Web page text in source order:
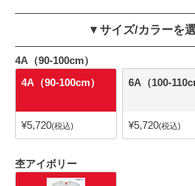
▼サイズ/カラーを
4A（90-100cm）
4A（90-100cm）
¥5,720 税込
6A（100-
¥5,720 税込
杢アイボリー